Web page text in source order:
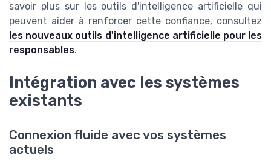
savoir plus sur les outils d'intelligence artificielle qui
peuvent aider à renforcer cette confiance, consultez
les nouveaux outils d'intelligence artificielle pour les
responsables.
Intégration avec les systèmes
existants
Connexion fluide avec vos systèmes
actuels